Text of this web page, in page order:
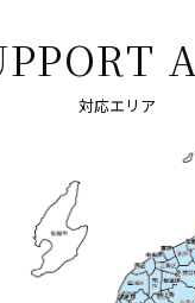
対応エリア